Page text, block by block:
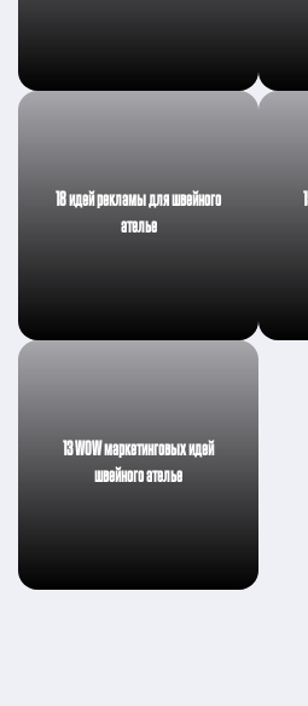
18 идей рекламы для швейного
ателье
13 WOW маркетинговых идей
швейного ателье